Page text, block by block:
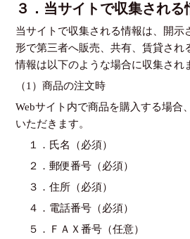
３．当サイトで収集される
当サイトで収集される情報は、開示
形で第三者へ販売、共有、賃貸され
情報は以下のような場合に収集され
（1）商品の注文時
Webサイト内で商品を購入する場合
いただきます。
１．氏名（必須）
２．郵便番号（必須）
３．住所（必須）
４．電話番号（必須）
５．ＦＡＸ番号（任意）